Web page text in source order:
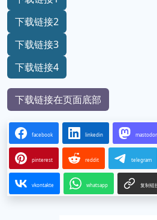
下载链接2
下载链接3
下载链接4
下载链接在页面底部
facebook linkedin
pinterest reddit telegram
vkontakte whatsapp 复制链